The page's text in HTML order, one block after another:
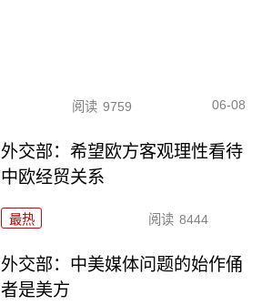
阅读 9759 06-08
外交部：希望欧方客观理性看待
中欧经贸关系
最热 阅读 8444
外交部：中美媒体问题的始作俑
者是美方